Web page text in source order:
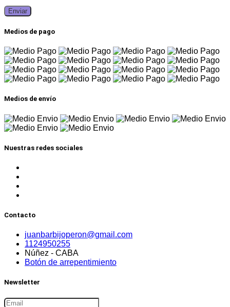
Enviar
Medios de pago
Medios de envío
Nuestras redes sociales
Contacto
juanbarbijoperon@gmail.com
1124950255
Núñez - CABA
Botón de arrepentimiento
Newsletter